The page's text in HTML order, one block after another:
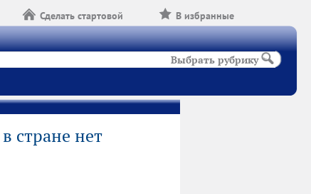
В избранные
Сделать стартовой
Выбрать рубрику
стране нет